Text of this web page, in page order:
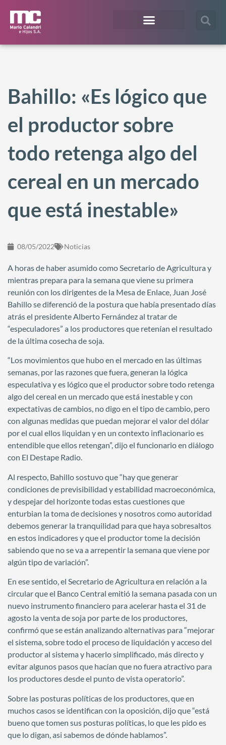
Bahillo: «Es lógico que
el productor sobre
todo retenga algo del
cereal en un mercado
que está inestable»
08/05/2022 Noticias
A horas de haber asumido como Secretario de Agricultura y
mientras prepara para la semana que viene su primera
reunión con los dirigentes de la Mesa de Enlace, Juan José
Bahillo se diferenció de la postura que había presentado días
atrás el presidente Alberto Fernández al tratar de
“especuladores” a los productores que retenían el resultado
de la última cosecha de soja.
“Los movimientos que hubo en el mercado en las últimas
semanas, por las razones que fuera, generan la lógica
especulativa y es lógico que el productor sobre todo retenga
algo del cereal en un mercado que está inestable y con
expectativas de cambios, no digo en el tipo de cambio, pero
con algunas medidas que puedan mejorar el valor del dólar
por el cual ellos liquidan y en un contexto inflacionario es
entendible que ellos retengan”, dijo el funcionario en diálogo
con El Destape Radio.
Al respecto, Bahillo sostuvo que “hay que generar
condiciones de previsibilidad y estabilidad macroeconómica,
y despejar del horizonte todas estas cuestiones que
enturbian la toma de decisiones y nosotros como autoridad
debemos generar la tranquilidad para que haya sobresaltos
en estos indicadores y que el productor tome la decisión
sabiendo que no se va a arrepentir la semana que viene por
algún tipo de variación”.
En ese sentido, el Secretario de Agricultura en relación a la
circular que el Banco Central emitió la semana pasada con un
nuevo instrumento financiero para acelerar hasta el 31 de
agosto la venta de soja por parte de los productores,
confirmó que se están analizando alternativas para “mejorar
el sistema, sobre todo el proceso de liquidación y acceso del
productor al sistema y hacerlo simplificado, más directo y
evitar algunos pasos que hacían que no fuera atractivo para
los productores desde el punto de vista operatorio”.
Sobre las posturas políticas de los productores, que en
muchos casos se identifican con la oposición, dijo que “está
bueno que tomen sus posturas políticas, lo que les pido es
que lo digan, asi sabemos de dónde hablamos”.